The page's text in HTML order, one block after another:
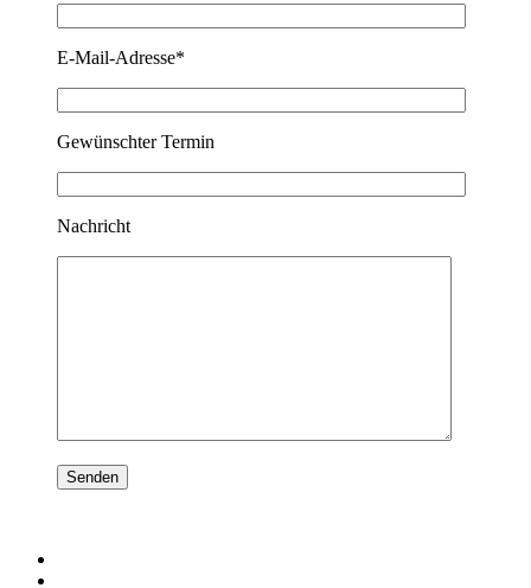
E-Mail-Adresse*
Gewünschter Termin
Nachricht